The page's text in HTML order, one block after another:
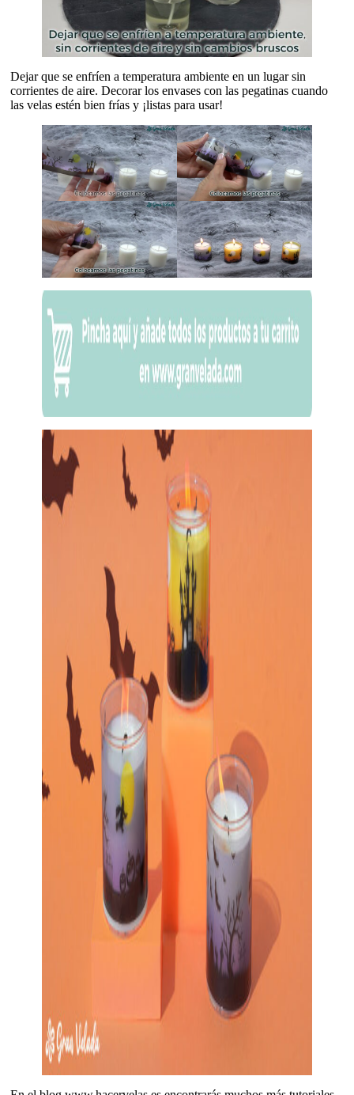
Dejar que se enfríen a temperatura ambiente en un lugar sin
corrientes de aire. Decorar los envases con las pegatinas cuando
las velas estén bien frías y ¡listas para usar!